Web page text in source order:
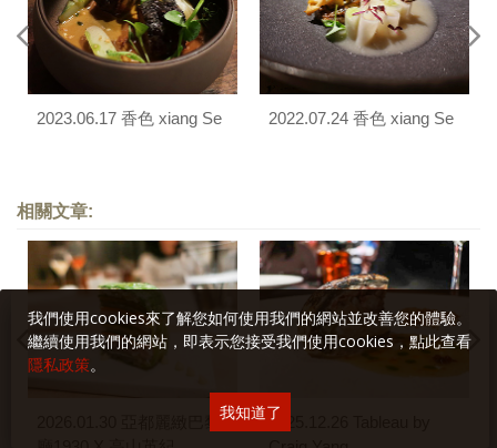
2023.06.17 香色 xiang Se 2022.07.24 香色 xiang Se
相關文章:
2026.01.30 亞都麗緻巴黎
2025.12.26 Tableau by
我們使用cookies來了解您如何使用我們的網站並改善您的體驗。
繼續使用我們的網站，即表示您接受我們使用cookies，點此查看
隱私政策。
我知道了